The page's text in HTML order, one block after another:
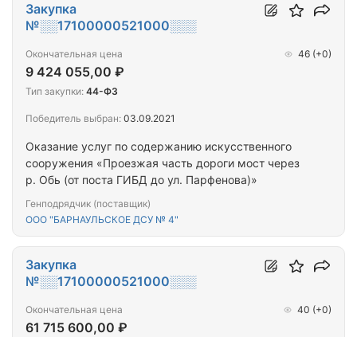
Оказание услуг по содержанию искусственного
сооружения «Проезжая часть дороги мост через
р. Обь (от поста ГИБД до ул. Парфенова)»
Генподрядчик (поставщик)
ООО "БАРНАУЛЬСКОЕ ДСУ № 4"
Закупка
№░░17100000521000░░░
Окончательная цена
9 424 055,00 ₽
46 (+0)
Тип закупки: 44-ФЗ
Победитель выбран: 03.09.2021
Закупка
№░░17100000521000░░░
Окончательная цена
61 715 600,00 ₽
40 (+0)